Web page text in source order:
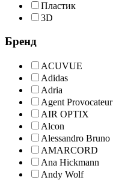
Пластик
3D
Бренд
ACUVUE
Adidas
Adria
Agent Provocateur
AIR OPTIX
Alcon
Alessandro Bruno
AMARCORD
Ana Hickmann
Andy Wolf